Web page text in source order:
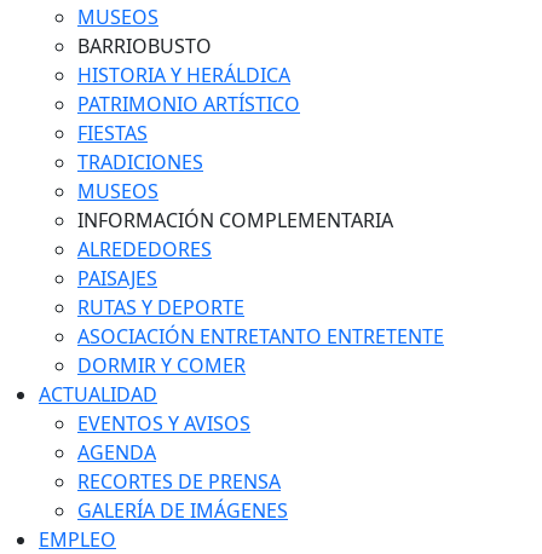
MUSEOS
BARRIOBUSTO
HISTORIA Y HERÁLDICA
PATRIMONIO ARTÍSTICO
FIESTAS
TRADICIONES
MUSEOS
INFORMACIÓN COMPLEMENTARIA
ALREDEDORES
PAISAJES
RUTAS Y DEPORTE
ASOCIACIÓN ENTRETANTO ENTRETENTE
DORMIR Y COMER
ACTUALIDAD
EVENTOS Y AVISOS
AGENDA
RECORTES DE PRENSA
GALERÍA DE IMÁGENES
EMPLEO